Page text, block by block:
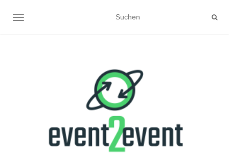
NAVIGATION UMSCHALTEN